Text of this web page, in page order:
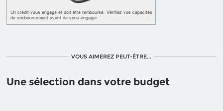
VOUS AIMEREZ PEUT-ÊTRE...
Une sélection dans votre budget